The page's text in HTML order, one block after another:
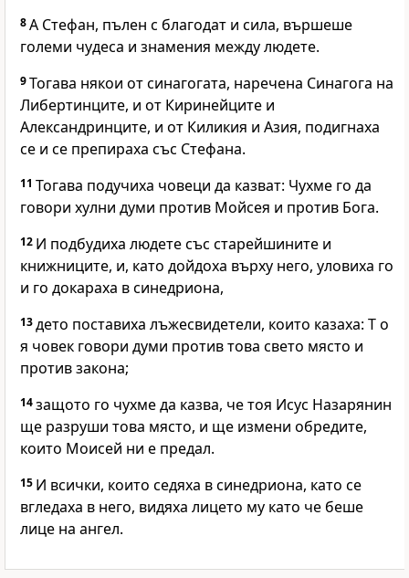
8А Стефан, пълен с благодат и сила, вършеше
големи чудеса и знамения между людете.
9Тогава някои от синагогата, наречена Синагога на
Либертинците, и от Киринейците и
Александринците, и от Киликия и Азия, подигнаха
се и се препираха със Стефана.
11 Тогава подучиха човеци да казват: Чухме го да
говори хулни думи против Мойсея и против Бога.
12 И подбудиха людете със старейшините и
книжниците, и, като дойдоха върху него, уловиха го
и го докараха в синедриона,
13дето поставиха лъжесвидетели, които казаха: Т о
я човек говори думи против това свето място и
против закона;
14защото го чухме да казва, че тоя Исус Назарянин
ще разруши това място, и ще измени обредите,
които Моисей ни е предал.
15 И всички, които седяха в синедриона, като се
вгледаха в него, видяха лицето му като че беше
лице на ангел.